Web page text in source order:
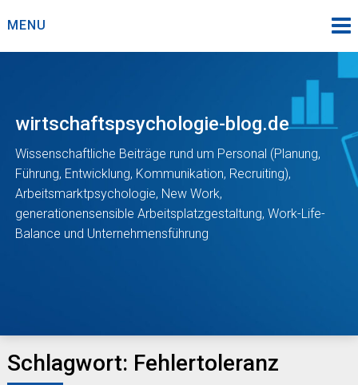
toMENU
wirtschaftspsychologie-blog.de
Wissenschaftliche Beiträge rund um Personal (Planung,
Führung, Entwicklung, Kommunikation, Recruiting),
Arbeitsmarktpsychologie, New Work,
generationensensible Arbeitsplatzgestaltung, Work-Life-
Balance und Unternehmensführung
Schlagwort: Fehlertoleranz